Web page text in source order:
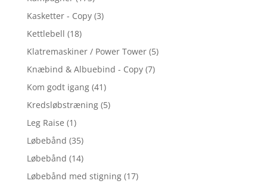
Kasketter - Copy (3)
Kettlebell (18)
Klatremaskiner / Power Tower (5)
Knæbind & Albuebind - Copy (7)
Kom godt igang (41)
Kredsløbstræning (5)
Leg Raise (1)
Løbebånd (35)
Løbebånd (14)
Løbebånd med stigning (17)